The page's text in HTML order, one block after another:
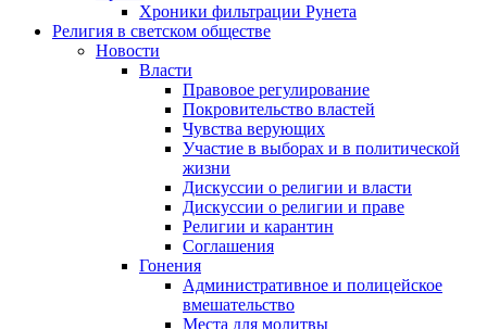
Хроники фильтрации Рунета
Религия в светском обществе
Новости
Власти
Правовое регулирование
Покровительство властей
Чувства верующих
Участие в выборах и в политической
жизни
Дискуссии о религии и власти
Дискуссии о религии и праве
Религии и карантин
Соглашения
Гонения
Административное и полицейское
вмешательство
Места для молитвы